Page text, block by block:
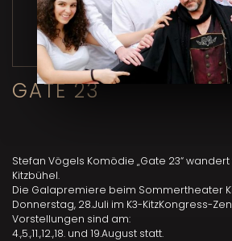
GATE 23
Stefan Vögels Komödie „Gate 23“
Kitzbühel.
Die Galapremiere beim Sommertheater
Donnerstag, 28.Juli im K3-KitzKongress-
Vorstellungen sind am:
4.,5.,11.,12.,18. und 19.August statt.